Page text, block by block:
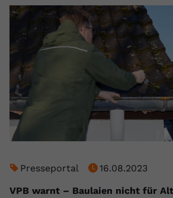
Presseportal
16.08.2023
VPB warnt – Baulaien nicht für